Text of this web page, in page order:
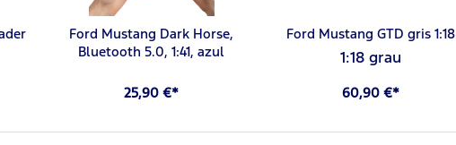
Ford Mustang Dark Horse,
Bluetooth 5.0, 1:41, azul
25,90 €*
Ford Mustang GTD gris 1:18
1:18 grau
60,90 €*